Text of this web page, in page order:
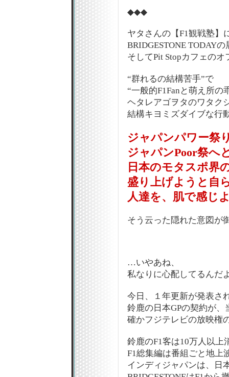
◆◆◆
ヤタさんの【F1観戦塾】
BRIDGESTONE TODAY
そしてPit Stopカフェ
“群れるの結構苦手”で
“一般的F1Fanと萌え所の
ヘタレアゴヲタのワタク
結構キヨミズダイブな行
ジャパンパワー祭
ジャパンPoor祭へ
日本のモタスポ界
盛り上げようと自
人達を、肌で感じ
そう云った隠れた意図が
…いやあね、
私なりに心配してるんだ
今日、１年更新が発表さ
鈴鹿の日本GPの契約が
確かフジテレビの放映権
鈴鹿のF1客は10万人以上
F1総集編は番組ごと地上
インディジャパンは、日